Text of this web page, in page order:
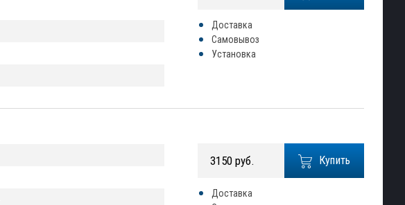
Доставка
Самовывоз
Установка
Купить
3150 руб.
Доставка